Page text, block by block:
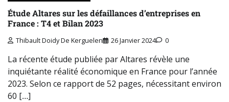
Étude Altares sur les défaillances d’entreprises en
France : T4 et Bilan 2023
Thibault Doidy De Kerguelen 26 Janvier 2024 0
La récente étude publiée par Altares révèle une
inquiétante réalité économique en France pour l’année
2023. Selon ce rapport de 52 pages, nécessitant environ
60 […]